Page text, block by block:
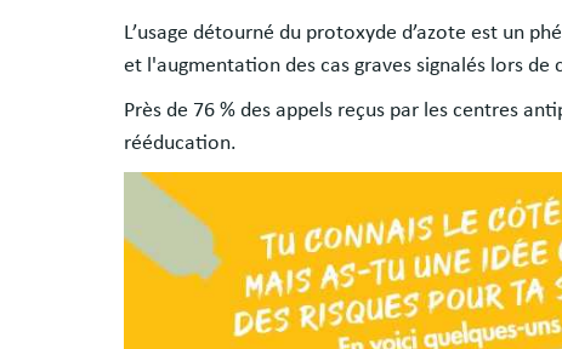
L’usage détourné du protoxyde d’azote est un
et l'augmentation des cas graves signalés lors
Près de 76 % des appels reçus par les centres
rééducation.
Image